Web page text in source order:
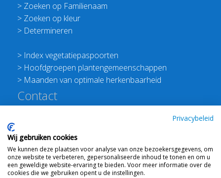
> Zoeken op Familienaam
> Zoeken op kleur
> Determineren
> Index vegetatiepaspoorten
> Hoofdgroepen plantengemeenschappen
> Maanden van optimale herkenbaarheid
Contact
E:info@floravannederland.nl
Plein 1992 70F 6221JP Maastricht
T: 06 41237586
Privacybeleid
Wij gebruiken cookies
We kunnen deze plaatsen voor analyse van onze bezoekersgegevens, om
onze website te verbeteren, gepersonaliseerde inhoud te tonen en om u
een geweldige website-ervaring te bieden. Voor meer informatie over de
cookies die we gebruiken opent u de instellingen.